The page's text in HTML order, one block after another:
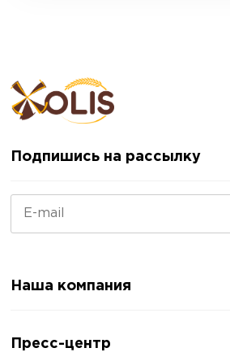
Подпишись на рассылку
Наша компания
Отзывы о компании
Пресс-центр